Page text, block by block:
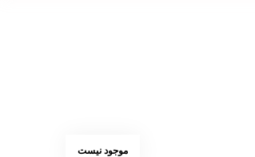
موجود نیست